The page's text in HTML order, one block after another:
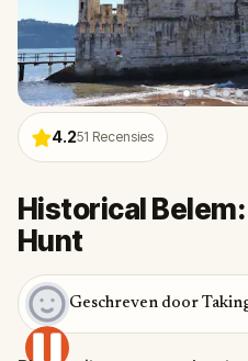
4.251 Recensies
Historical
Hunt
Geschreven door